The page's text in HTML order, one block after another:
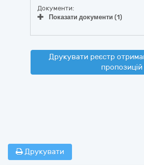
Документи:
Показати документи (1)
Друкувати реєстр
пропозицій
Друкувати